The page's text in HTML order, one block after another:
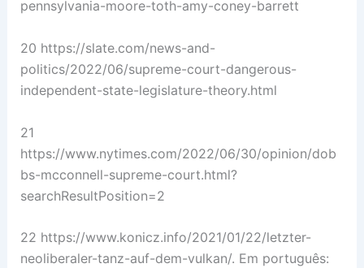
pennsylvania-moore-toth-amy-coney-barrett
20 https://slate.com/news-and-
politics/2022/06/supreme-court-dangerous-
independent-state-legislature-theory.html
21
https://www.nytimes.com/2022/06/30/opinion/dob
bs-mcconnell-supreme-court.html?
searchResultPosition=2
22 https://www.konicz.info/2021/01/22/letzter-
neoliberaler-tanz-auf-dem-vulkan/. Em português: